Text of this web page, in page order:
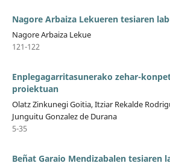
Nagore Arbaiza Lekueren tesiaren
Nagore Arbaiza Lekue
121-122
Enplegagarritasunerako zehar-
proiektuan
Olatz Zinkunegi Goitia, Itziar Rekalde
Junguitu Gonzalez de Durana
5-35
Beñat Garaio Mendizabalen tesiaren